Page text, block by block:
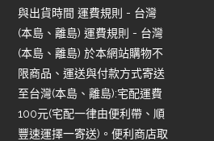
與出貨時間 運費規則 - 台灣
(本島、離島) 運費規則 - 台灣
(本島、離島) 於本網站購物不
限商品、運送與付款方式寄送
至台灣(本島、離島):宅配運費
100元(宅配一律由便利帶、順
豐速運擇一寄送)。便利商店取